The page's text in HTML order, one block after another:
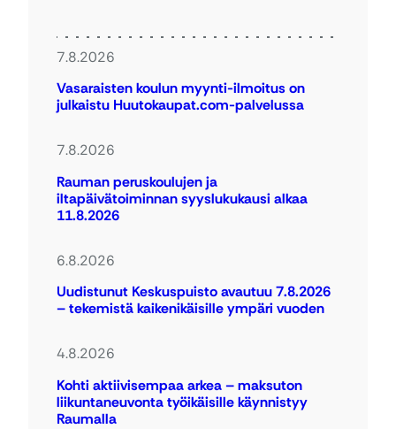
7.8.2026
Vasaraisten koulun myynti-ilmoitus on
julkaistu Huutokaupat.com-palvelussa
7.8.2026
Rauman peruskoulujen ja
iltapäivätoiminnan syyslukukausi alkaa
11.8.2026
6.8.2026
Uudistunut Keskuspuisto avautuu 7.8.2026
– tekemistä kaikenikäisille ympäri vuoden
4.8.2026
Kohti aktiivisempaa arkea – maksuton
liikuntaneuvonta työikäisille käynnistyy
Raumalla